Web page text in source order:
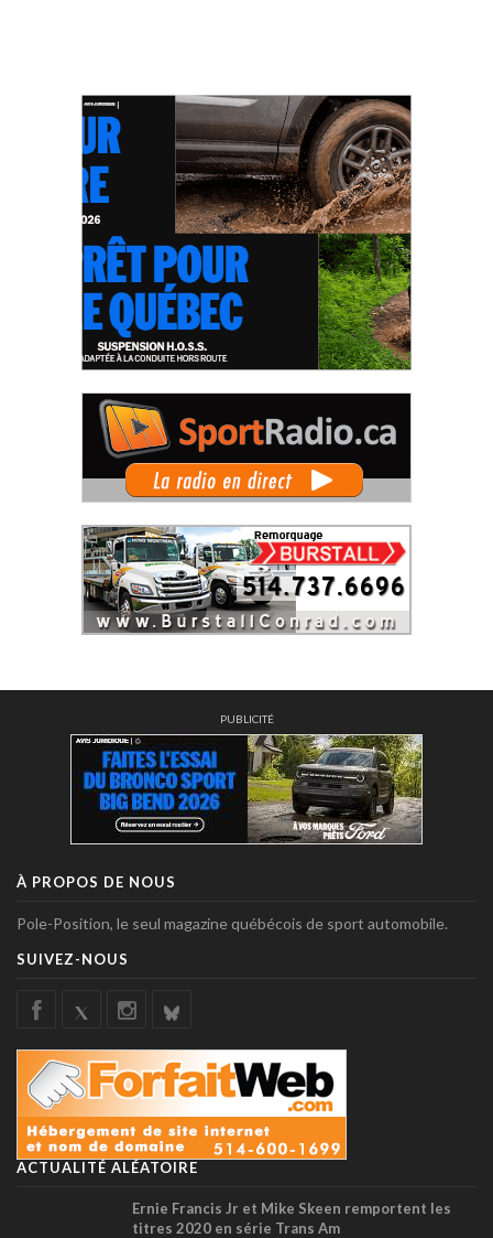
PUBLICITÉ
À PROPOS DE NOUS
Pole-Position, le seul magazine québécois de sport automobile.
SUIVEZ-NOUS
ACTUALITÉ ALÉATOIRE
Ernie Francis Jr et Mike Skeen remportent les
titres 2020 en série Trans Am